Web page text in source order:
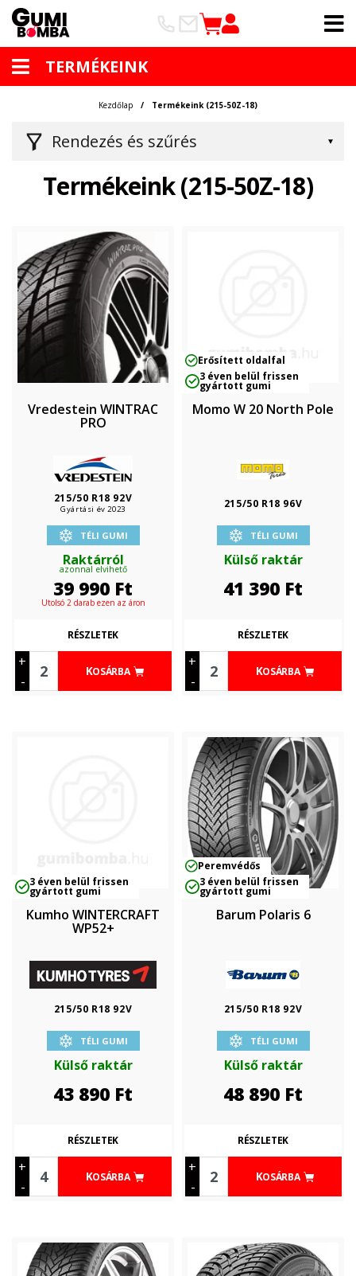
TERMÉKEINK
Rendezés és szűrés
Kezdőlap Termékeink (215-50Z-18)
Termékeink (215-50Z-18)
Vredestein WINTRAC
PRO
215/50 R18 92V
Gyártási év 2023
TÉLI GUMI
Raktárról
azonnal elvihető
39 990 Ft
Utolsó 2 darab ezen az áron
+
-
KOSÁRBA
RÉSZLETEK
Erősített oldalfal
3 éven belül frissen
gyártott gumi
Momo W 20 North Pole
215/50 R18 96V
TÉLI GUMI
Külső raktár
41 390 Ft
+
-
KOSÁRBA
RÉSZLETEK
3 éven belül frissen
gyártott gumi
Kumho WINTERCRAFT
WP52+
215/50 R18 92V
TÉLI GUMI
Külső raktár
43 890 Ft
+
-
KOSÁRBA
RÉSZLETEK
Peremvédős
3 éven belül frissen
gyártott gumi
Barum Polaris 6
215/50 R18 92V
TÉLI GUMI
Külső raktár
48 890 Ft
+
-
KOSÁRBA
RÉSZLETEK